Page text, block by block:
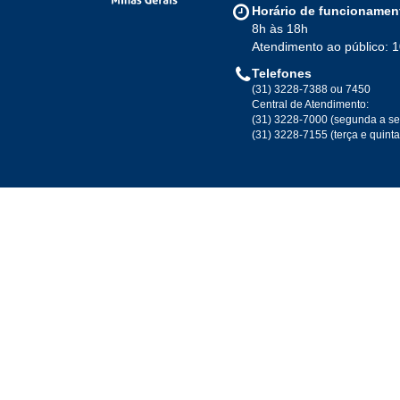
Horário de
8h às 18h
Atendimento ao público:
Telefones
(31) 3228-7388 ou 7450
Central de Atendimento:
(31) 3228-7000 (segunda a
(31) 3228-7155 (terça e